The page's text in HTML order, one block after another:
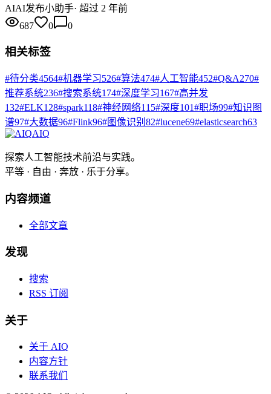
AIAI发布小助手· 超过 2 年前
687
0 0
相关标签
#待分类4564#机器学习526#算法474#人工智能452#Q&A270#
推荐系统236#搜索系统174#深度学习167#高并发
132#ELK128#spark118#神经网络115#深度101#职场99#知识图
谱97#大数据96#Flink96#图像识别 82#lucene69#elasticsearch63
AIQ
探索人工智能技术前沿与实践。
平等 · 自由 · 奔放 · 乐于分享。
内容频道
全部文章
发现
搜索
RSS 订阅
关于
关于 AIQ
内容方针
联系我们